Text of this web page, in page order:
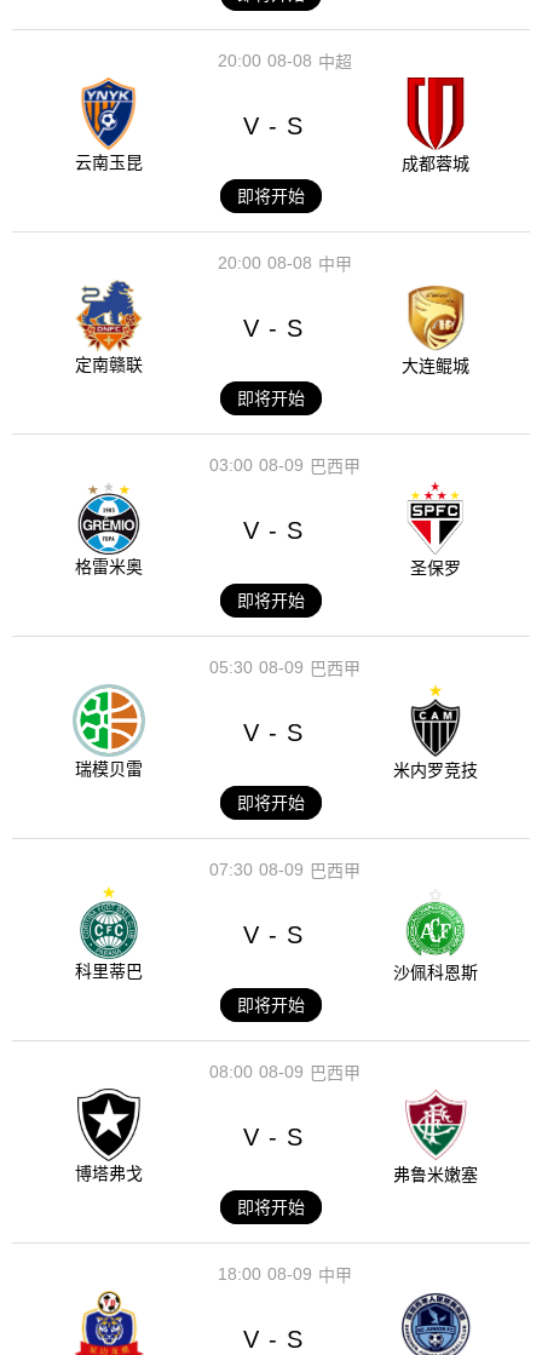
08-08
20:00 中超
云南玉昆
V - S
成都蓉城
即将开始
08-08
20:00 中甲
定南赣联
V - S
大连鲲城
即将开始
08-09
03:00 巴西甲
格雷米奥
V - S
圣保罗
即将开始
08-09
05:30 巴西甲
瑞模贝雷
V - S
米内罗竞技
即将开始
08-09
07:30 巴西甲
科里蒂巴
V - S
沙佩科恩斯
即将开始
08-09
08:00 巴西甲
博塔弗戈
V - S
弗鲁米嫩塞
即将开始
08-09
18:00 中甲
V - S